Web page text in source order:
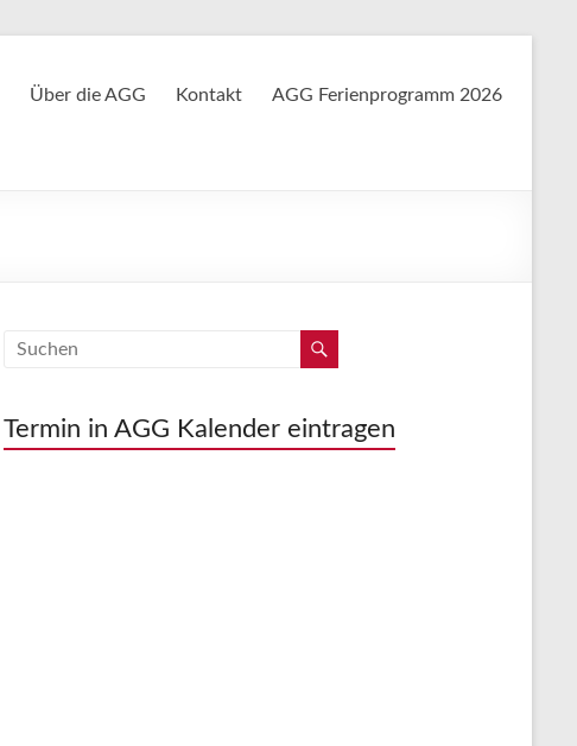
Über die AGG Kontakt AGG Ferienprogramm 2026
Termin in AGG Kalender eintragen